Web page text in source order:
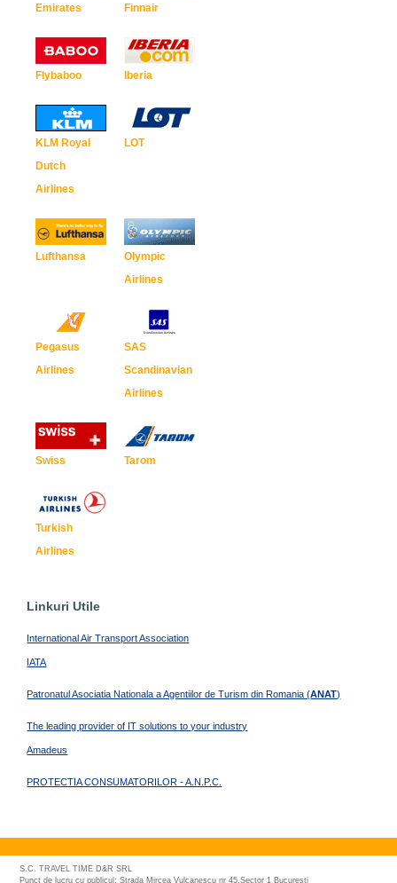
Emirates Finnair
Flybaboo Iberia
KLM Royal
Dutch
Airlines
LOT
Lufthansa
Olympic
Airlines
Pegasus
Airlines
SAS
Scandinavian
Airlines
Swiss Tarom
Turkish
Airlines
Linkuri Utile
International Air Transport Association
IATA
Patronatul Asociatia Nationala a Agentiilor de Turism din Romania (ANAT)
The leading provider of IT solutions to your industry
Amadeus
PROTECTIA CONSUMATORILOR - A.N.P.C.
S.C. TRAVEL TIME D&R SRL
Punct de lucru cu publicul: Strada Mircea Vulcanescu nr 45,Sector 1 Bucuresti